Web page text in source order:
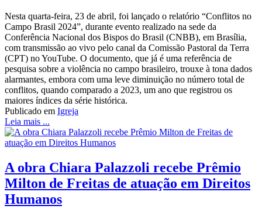
Nesta quarta-feira, 23 de abril, foi lançado o relatório “Conflitos no
Campo Brasil 2024”, durante evento realizado na sede da
Conferência Nacional dos Bispos do Brasil (CNBB), em Brasília,
com transmissão ao vivo pelo canal da Comissão Pastoral da Terra
(CPT) no YouTube. O documento, que já é uma referência de
pesquisa sobre a violência no campo brasileiro, trouxe à tona dados
alarmantes, embora com uma leve diminuição no número total de
conflitos, quando comparado a 2023, um ano que registrou os
maiores índices da série histórica.
Publicado em Igreja
Leia mais ...
A obra Chiara Palazzoli recebe Prêmio
Milton de Freitas de atuação em Direitos
Humanos